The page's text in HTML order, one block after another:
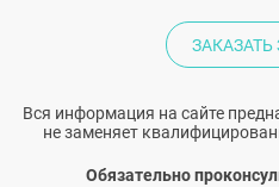
Вся информация на сайте
не заменяет
Обязательно